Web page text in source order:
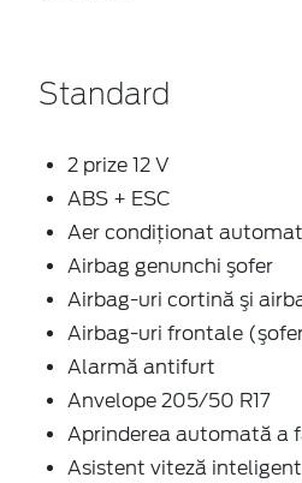
Standard
2 prize 12 V
ABS + ESC
Aer condiţionat automat
Airbag genunchi şofer
Airbag-uri cortină şi
Airbag-uri frontale
Alarmă antifurt
Anvelope 205/50 R17
Aprinderea automată a
Asistent viteză inteligent